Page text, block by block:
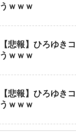
うｗｗｗ
【悲報】ひろゆき
うｗｗｗ
【悲報】ひろゆき
うｗｗｗ